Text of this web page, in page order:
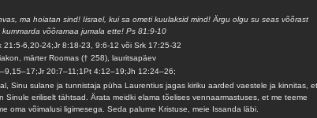
ma hoiatan sind! Iisrael, kui sa ometi kuulaksid mind! Ärgu olgu su seas võõrast
kummarda võõramaa jumala ette! Ps 81:9-10
21:5-6,20-24;Jr 8:18-23, 9:6-12 või Srk 17:25-32
märter Roomas († 258), lauritsapäev
20:7–11;1Pt 4:12–19;Jh 12:24–26;
Sinu sulane ja tunnistaja püha Laurentius jagas kiriku aarded vaestele ja kinnitas,
Sinule eriliselt tähtsad. Ärata meidki elama tõelises vennaarmastuses, et me teeme
oma võimalusi ligimesega. Seda palume Kristuse, meie Issanda läbi.